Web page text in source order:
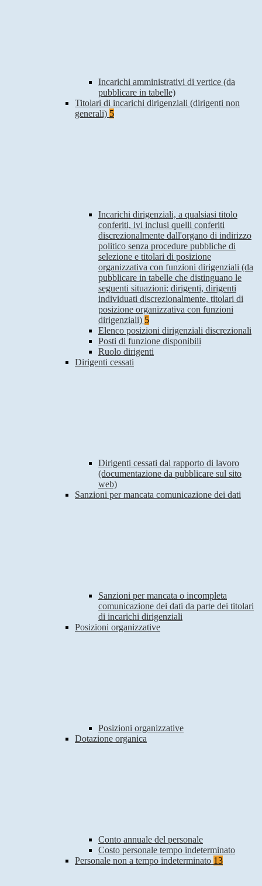
Incarichi amministrativi di vertice (da
pubblicare in tabelle)
Titolari di incarichi dirigenziali (dirigenti non
generali) 5
Incarichi dirigenziali, a qualsiasi titolo
conferiti, ivi inclusi quelli conferiti
discrezionalmente dall'organo di indirizzo
politico senza procedure pubbliche di
selezione e titolari di posizione
organizzativa con funzioni dirigenziali (da
pubblicare in tabelle che distinguano le
seguenti situazioni: dirigenti, dirigenti
individuati discrezionalmente, titolari di
posizione organizzativa con funzioni
dirigenziali) 5
Elenco posizioni dirigenziali discrezionali
Posti di funzione disponibili
Ruolo dirigenti
Dirigenti cessati
Dirigenti cessati dal rapporto di lavoro
(documentazione da pubblicare sul sito
web)
Sanzioni per mancata comunicazione dei dati
Sanzioni per mancata o incompleta
comunicazione dei dati da parte dei titolari
di incarichi dirigenziali
Posizioni organizzative
Posizioni organizzative
Dotazione organica
Conto annuale del personale
Costo personale tempo indeterminato
Personale non a tempo indeterminato 13